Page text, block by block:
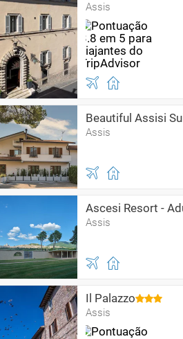
Assis
Beautiful Assisi
Assis
Ascesi Resort -
Assis
Il Palazzo
Assis